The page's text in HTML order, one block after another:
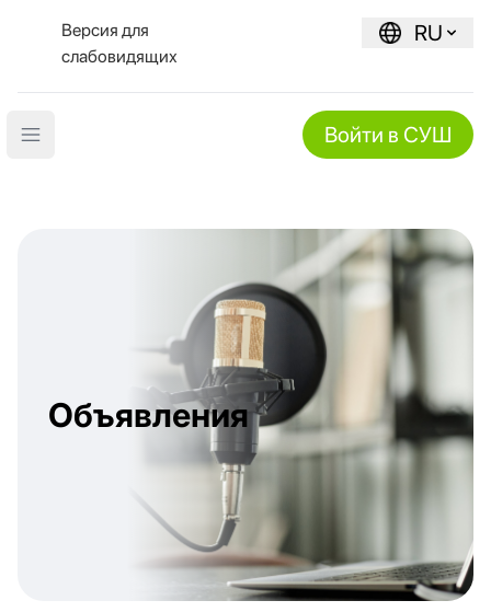
Версия для
слабовидящих
RU
Open main menu Войти в СУШ
Объявления